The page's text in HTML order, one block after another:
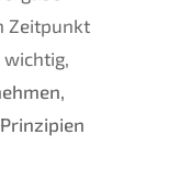
Zeitpunkt